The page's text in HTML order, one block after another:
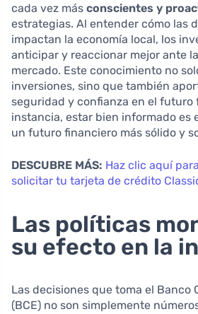
cada vez más conscientes y
estrategias. Al entender cómo las
impactan la economía local, los
anticipar y reaccionar mejor ante
mercado. Este conocimiento no
inversiones, sino que también
seguridad y confianza en el futuro
instancia, estar bien informado es
un futuro financiero más sólido y
DESCUBRE MÁS: Haz clic aquí
solicitar tu tarjeta de crédito
Las políticas
su efecto en la
Las decisiones que toma el Banco
(BCE) no son simplemente